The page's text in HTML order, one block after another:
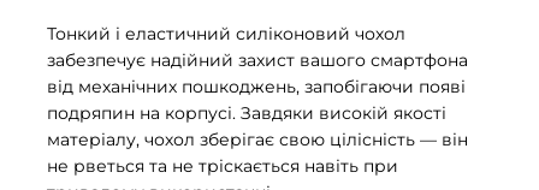
Тонкий і еластичний силіконовий чохол
забезпечує надійний захист вашого смартфона
від механічних пошкоджень, запобігаючи появі
подряпин на корпусі. Завдяки високій якості
матеріалу, чохол зберігає свою цілісність — він
не рветься та не тріскається навіть при